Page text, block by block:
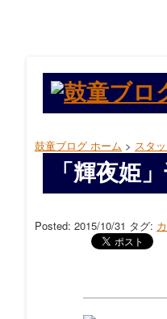
鼓童ブログ ホーム > スタ
「輝夜姫
Posted: 2015/10/31 タグ: